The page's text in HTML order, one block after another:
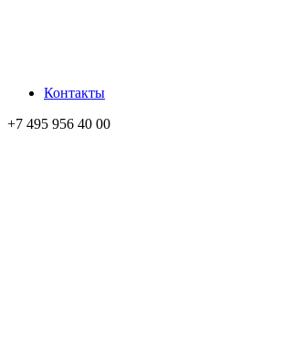
Контакты
+7 495 956 40 00